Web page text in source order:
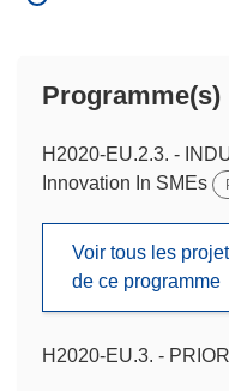
Programme(s)
H2020-EU.2.3. -
Innovation In SMEs
Voir tous les
de ce programme
H2020-EU.3. -